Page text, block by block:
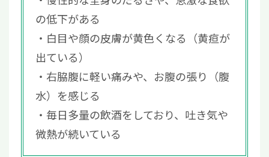
の低下がある
白目や顔の皮膚が黄色くなる（黄疸が
出ている）
右脇腹に軽い痛みや、お腹の張り（腹
水）を感じる
毎日多量の飲酒をしており、吐き気や
微熱が続いている